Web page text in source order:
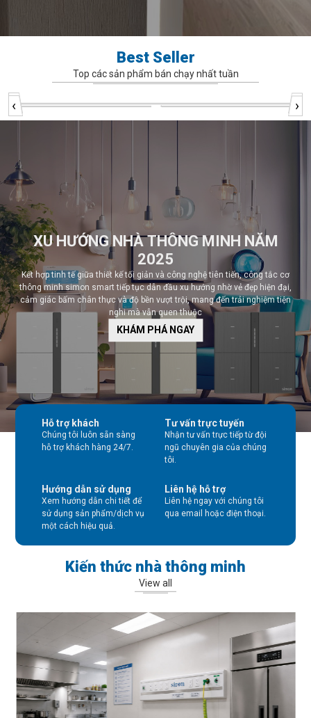
Best Seller
Top các sản phẩm bán chạy nhất tuần
‹ ›
‹ ›
XU HƯỚNG NHÀ THÔNG MINH NĂM
2025
Kết hợp tinh tế giữa thiết kế tối giản và công nghệ tiên tiến, công tắc cơ
thông minh simon smart tiếp tục dẫn đầu xu hướng nhờ vẻ đẹp hiện đại,
cảm giác bấm chân thực và độ bền vượt trội, mang đến trải nghiệm tiện
nghi mà vẫn quen thuộc
KHÁM PHÁ NGAY
Hỗ trợ khách
Chúng tôi luôn sẵn sàng
hỗ trợ khách hàng 24/7.
Tư vấn trực tuyến
Nhận tư vấn trực tiếp từ đội
ngũ chuyên gia của chúng
tôi.
Hướng dẫn sử dụng
Xem hướng dẫn chi tiết để
sử dụng sản phẩm/dịch vụ
một cách hiệu quả.
Liên hệ hỗ trợ
Liên hệ ngay với chúng tôi
qua email hoặc điện thoại.
Kiến thức nhà thông minh
View all